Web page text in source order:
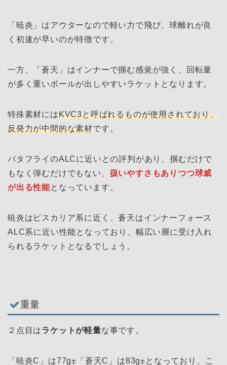
「暁炎」はアウターなので軽い力で飛び、球離れが良
く初速が早いのが特徴です。
一方、「蒼天」はインナーで掴む感覚が強く、回転量
が多く重いボールが出しやすいラケットとなります。
特殊素材にはKVC3と呼ばれるものが使用されており、
反発力が中間的な素材です。
バタフライのALCに近いとの評判があり、掴むだけで
もなく弾むだけでもない、 扱いやすさもありつつ球威
が出る性能となっています。
暁炎はビスカリア系に近く、蒼天はインナーフォース
ALC系に近い性能となっており、幅広い層に受け入れ
られるラケットとなるでしょう。
重量
２点目はラケットが軽量な事です。
「暁炎C」は77g±「蒼天C」は83g±となっており、こ